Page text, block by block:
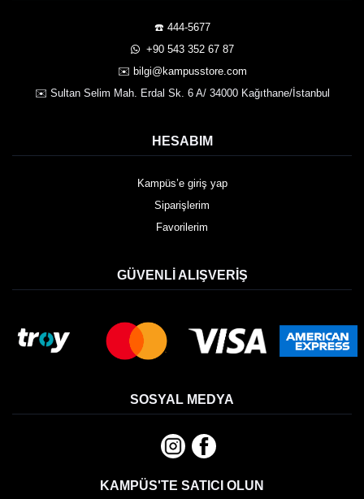
☎️ 444-5677
️ +90 543 352 67 87
✉️ bilgi@kampusstore.com
✉️ Sultan Selim Mah. Erdal Sk. 6 A/ 34000 Kağıthane/İstanbul
HESABIM
Kampüs’e giriş yap
Siparişlerim
Favorilerim
GÜVENLI ALIŞVERIŞ
SOSYAL MEDYA
KAMPÜS'TE SATICI OLUN